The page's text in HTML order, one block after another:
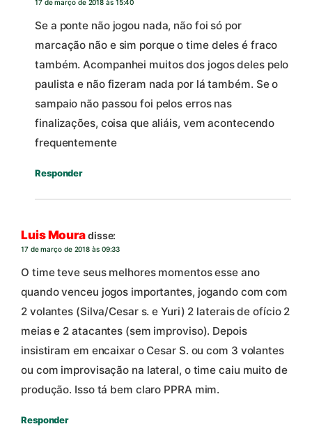
17 de março de 2018 às 15:40
Se a ponte não jogou nada, não foi só por
marcação não e sim porque o time deles é fraco
também. Acompanhei muitos dos jogos deles pelo
paulista e não fizeram nada por lá também. Se o
sampaio não passou foi pelos erros nas
finalizações, coisa que aliáis, vem acontecendo
frequentemente
Responder
Luis Mouradisse:
17 de março de 2018 às 09:33
O time teve seus melhores momentos esse ano
quando venceu jogos importantes, jogando com com
2 volantes (Silva/Cesar s. e Yuri) 2 laterais de ofício 2
meias e 2 atacantes (sem improviso). Depois
insistiram em encaixar o Cesar S. ou com 3 volantes
ou com improvisação na lateral, o time caiu muito de
produção. Isso tá bem claro PPRA mim.
Responder